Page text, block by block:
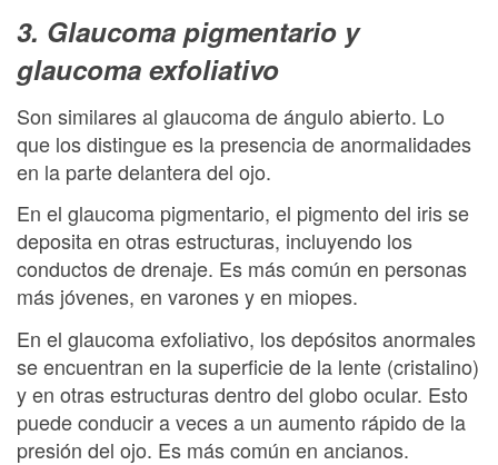
3. Glaucoma pigmentario y
glaucoma exfoliativo
Son similares al glaucoma de ángulo abierto. Lo
que los distingue es la presencia de anormalidades
en la parte delantera del ojo.
En el glaucoma pigmentario, el pigmento del iris se
deposita en otras estructuras, incluyendo los
conductos de drenaje. Es más común en personas
más jóvenes, en varones y en miopes.
En el glaucoma exfoliativo, los depósitos anormales
se encuentran en la superficie de la lente (cristalino)
y en otras estructuras dentro del globo ocular. Esto
puede conducir a veces a un aumento rápido de la
presión del ojo. Es más común en ancianos.